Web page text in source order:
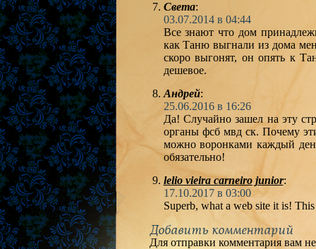
Света:
03.07.2014 в 04:44
Все знают что дом
как Таню выгнали из дома
скоро выгонят, он опять к
дешевое.
Андрей:
25.06.2016 в 16:26
Да! Случайно зашел на эту
органы фсб мвд ск. Почему
можно воронками каждый
обязательно!
lelio vieira carneiro junior:
17.10.2017 в 03:00
Superb, what a web site it is!
Добавить комментарий
Для отправки комментария вам